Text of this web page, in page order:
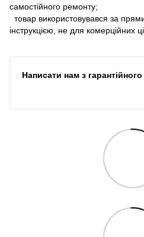
самостійного ремонту;
товар використовувався за
інструкцією, не для комерційних
Написати нам з